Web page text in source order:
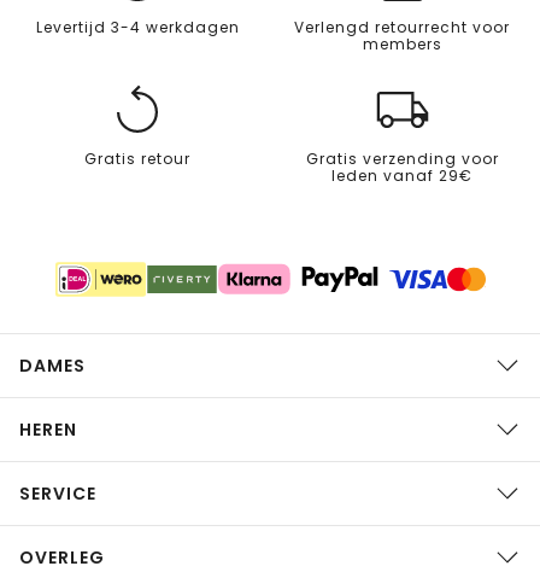
Levertijd 3-4 werkdagen
Verlengd retourrecht voor
members
Gratis retour
Gratis verzending voor
leden vanaf 29€
DAMES
HEREN
SERVICE
OVERLEG